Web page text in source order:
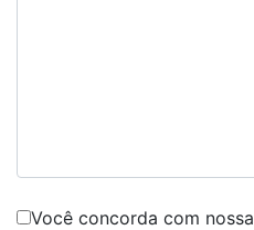
Você concorda com nossa